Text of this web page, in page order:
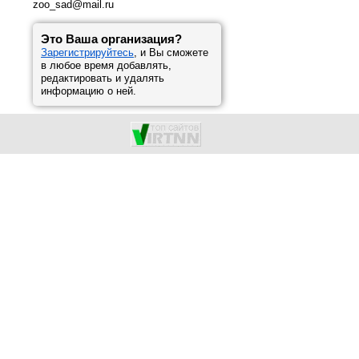
zoo_sad@mail.ru
Это Ваша организация?
Зарегистрируйтесь, и Вы сможете
в любое время добавлять,
редактировать и удалять
информацию о ней.